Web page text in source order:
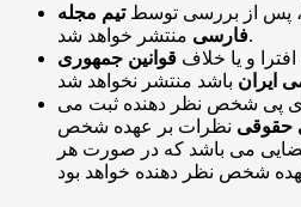
پس از بررسی توسطتیم مجله
فارسیمنتشر خواهد شد.
و یا خلاف قوانین جمهوری
ایران
آی پی شخص نظر دهنده ثبت می
حقوقی نظرات بر عهده شخص
می باشد که در صورت هر